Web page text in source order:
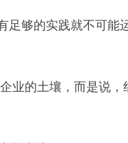
足够的实践就不可能
业的土壤，而是说，